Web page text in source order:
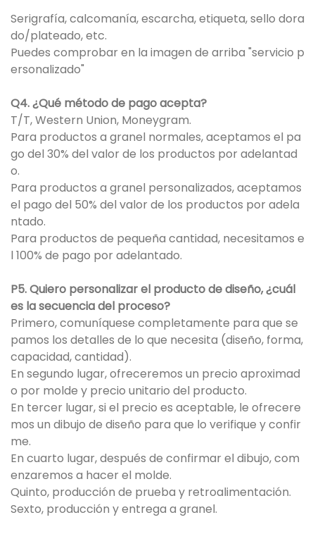
Serigrafía, calcomanía, escarcha, etiqueta, sello dora
do/plateado, etc.
Puedes comprobar en la imagen de arriba "servicio p
ersonalizado"
Q4. ¿Qué método de pago acepta?
T/T, Western Union, Moneygram.
Para productos a granel normales, aceptamos el pa
go del 30% del valor de los productos por adelantad
o.
Para productos a granel personalizados, aceptamos
el pago del 50% del valor de los productos por adela
ntado.
Para productos de pequeña cantidad, necesitamos e
l 100% de pago por adelantado.
P5. Quiero personalizar el producto de diseño, ¿cuál
es la secuencia del proceso?
Primero, comuníquese completamente para que se
pamos los detalles de lo que necesita (diseño, forma,
capacidad, cantidad).
En segundo lugar, ofreceremos un precio aproximad
o por molde y precio unitario del producto.
En tercer lugar, si el precio es aceptable, le ofrecere
mos un dibujo de diseño para que lo verifique y confir
me.
En cuarto lugar, después de confirmar el dibujo, com
enzaremos a hacer el molde.
Quinto, producción de prueba y retroalimentación.
Sexto, producción y entrega a granel.